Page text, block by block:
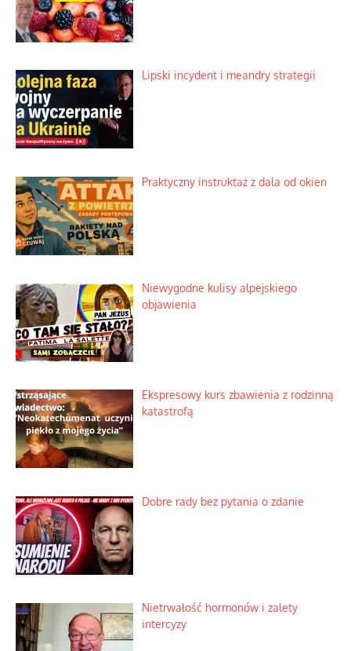
Lipski incydent i meandry strategii
Praktyczny instruktaż z dala od okien
Niewygodne kulisy alpejskiego
objawienia
Ekspresowy kurs zbawienia z rodzinną
katastrofą
Dobre rady bez pytania o zdanie
Nietrwałość hormonów i zalety
intercyzy